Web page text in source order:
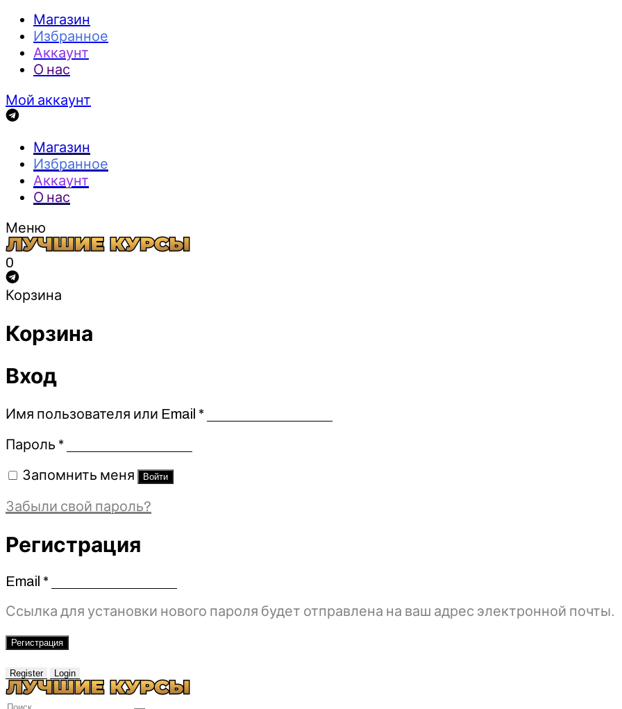
Магазин
Избранное
Аккаунт
О нас
Мой аккаунт
Магазин
Избранное
Аккаунт
О нас
Меню
0
Корзина
Корзина
Вход
Имя пользователя или Email *Обязательно
Пароль *Обязательно
Запомнить меня Войти
Забыли свой пароль?
Регистрация
Email *Обязательно
Ссылка для установки нового пароля будет отправлена ​​на ваш адрес электронной почты.
Регистрация
Register Login